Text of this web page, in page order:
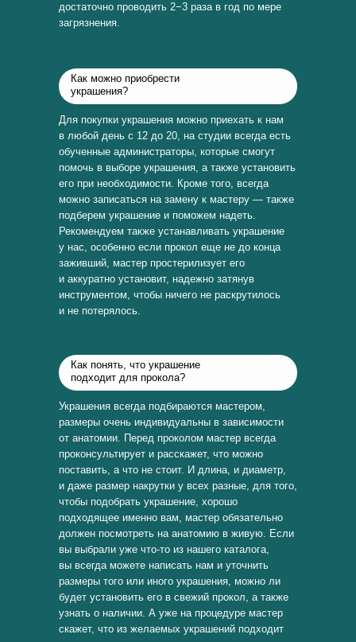
достаточно проводить 2−3 раза в год по мере
загрязнения.
Как можно приобрести
украшения?
Для покупки украшения можно приехать к нам
в любой день с 12 до 20, на студии всегда есть
обученные администраторы, которые смогут
помочь в выборе украшения, а также установить
его при необходимости. Кроме того, всегда
можно записаться на замену к мастеру — также
подберем украшение и поможем надеть.
Рекомендуем также устанавливать украшение
у нас, особенно если прокол еще не до конца
заживший, мастер простерилизует его
и аккуратно установит, надежно затянув
инструментом, чтобы ничего не раскрутилось
и не потерялось.
Как понять, что украшение
подходит для прокола?
Украшения всегда подбираются мастером,
размеры очень индивидуальны в зависимости
от анатомии. Перед проколом мастер всегда
проконсультирует и расскажет, что можно
поставить, а что не стоит. И длина, и диаметр,
и даже размер накрутки у всех разные, для того,
чтобы подобрать украшение, хорошо
подходящее именно вам, мастер обязательно
должен посмотреть на анатомию в живую. Если
вы выбрали уже что-то из нашего каталога,
вы всегда можете написать нам и уточнить
размеры того или иного украшения, можно ли
будет установить его в свежий прокол, а также
узнать о наличии. А уже на процедуре мастер
скажет, что из желаемых украшений подходит